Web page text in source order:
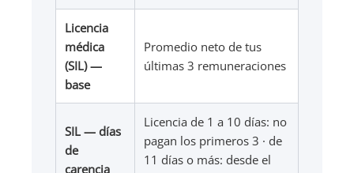
Licencia
médica
(SIL) —
base
Promedio neto de tus
últimas 3 remuneraciones
SIL — días
de
carencia
Licencia de 1 a 10 días: no
pagan los primeros 3 · de
11 días o más: desde el